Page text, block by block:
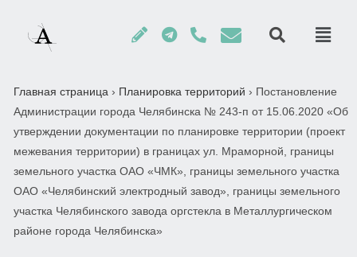
Главная страница › Планировка территорий › Постановление
Администрации города Челябинска № 243-п от 15.06.2020 «Об
утверждении документации по планировке территории (проект
межевания территории) в границах ул. Мраморной, границы
земельного участка ОАО «ЧМК», границы земельного участка
ОАО «Челябинский электродный завод», границы земельного
участка Челябинского завода оргстекла в Металлургическом
районе города Челябинска»